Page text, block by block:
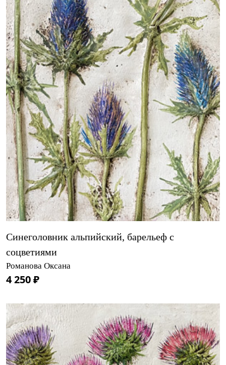
Синеголовник альпийский, барельеф с
соцветиями
Романова Оксана
4 250 ₽